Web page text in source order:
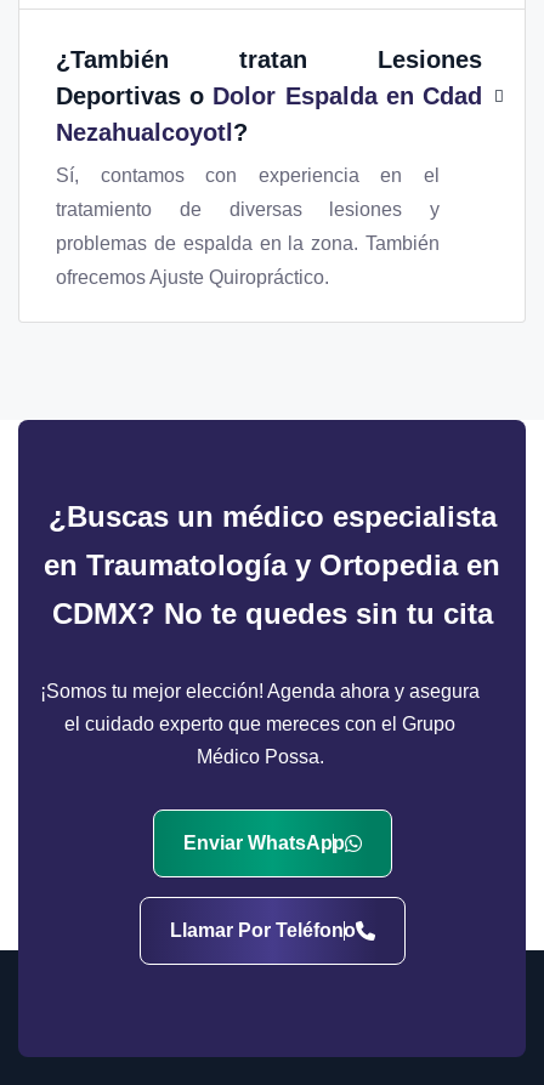
¿También tratan Lesiones
Deportivas o Dolor Espalda en Cdad
Nezahualcoyotl?
Sí, contamos con experiencia en el
tratamiento de diversas lesiones y
problemas de espalda en la zona. También
ofrecemos Ajuste Quiropráctico.
¿Buscas un médico especialista
en Traumatología y Ortopedia en
CDMX? No te quedes sin tu cita
¡Somos tu mejor elección! Agenda ahora y asegura
el cuidado experto que mereces con el Grupo
Médico Possa.
Enviar WhatsApp
Llamar Por Teléfono